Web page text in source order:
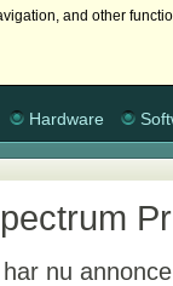
Hardware
nu
and other